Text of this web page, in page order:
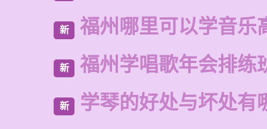
新 福州哪里可以学音乐
新 福州学唱歌年会排练
新 学琴的好处与坏处有